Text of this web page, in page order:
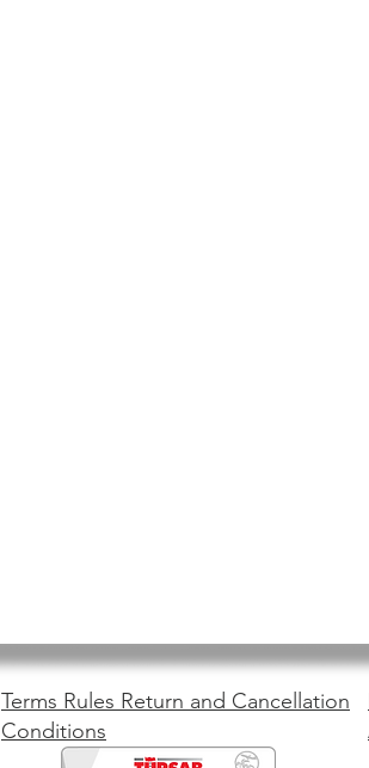
Terms Rules Return and Cancellation
Conditions